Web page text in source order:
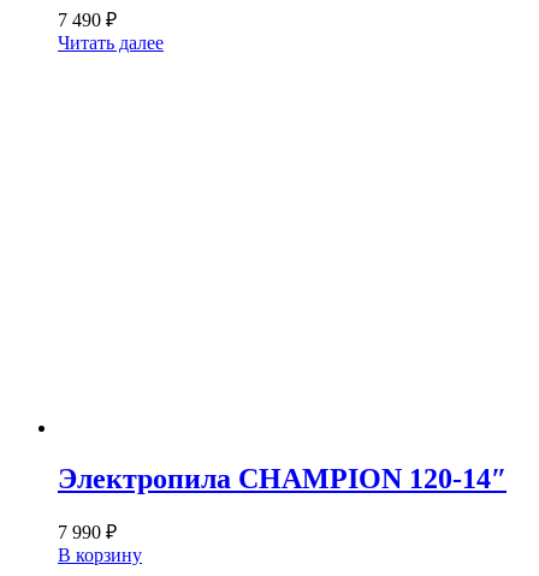
7 490 ₽
Читать далее
Электропила CHAMPION 120-14″
7 990 ₽
В корзину